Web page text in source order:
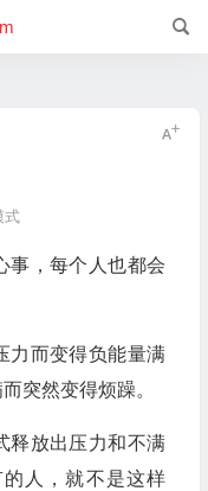
式
事，每个人也都会
力而变得负能量满
突然变得烦躁。
释放出压力和不满
人，就不是这样